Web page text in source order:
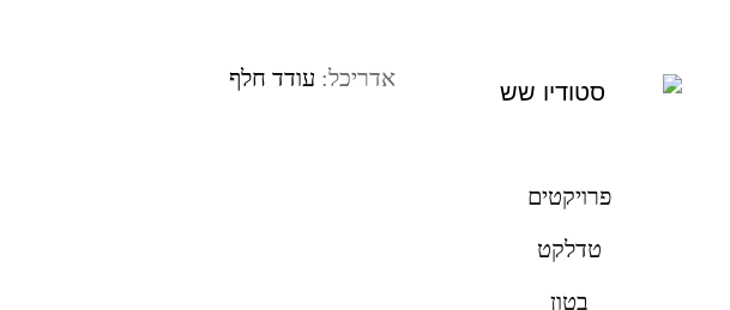
פרויקטים
טדלקט
בטון
אדריכל: עודד חלף